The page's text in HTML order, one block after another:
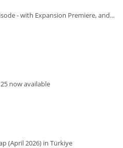
- with Expansion Premiere, and...
now available
(April 2026) in Türkiye